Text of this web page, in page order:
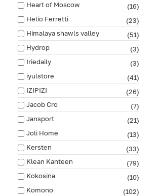
Heart of Moscow
(16)
Helio Ferretti
(23)
Himalaya shawls valley
(51)
Hydrop
(3)
Iriedaily
(3)
iyulstore
(41)
IZIPIZI
(26)
Jacob Cro
(7)
Jansport
(21)
Joli Home
(13)
Kersten
(33)
Klean Kanteen
(79)
Kokosina
(10)
Komono
(102)